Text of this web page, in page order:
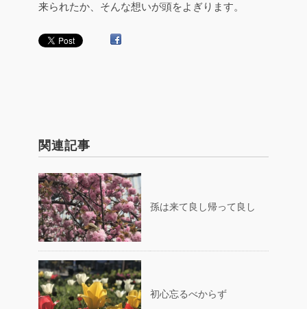
来られたか、そんな想いが頭をよぎります。
関連記事
孫は来て良し帰って良し
初心忘るべからず